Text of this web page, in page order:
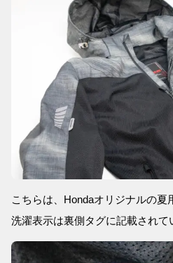
こちらは、Hondaオリジナルの夏
洗濯表示は裏側タグに記載されて